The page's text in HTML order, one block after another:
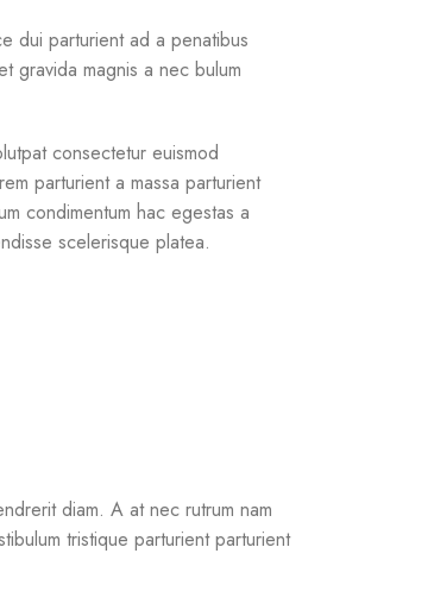
dui parturient ad a penatibus
gravida magnis a nec bulum
consectetur euismod
parturient a massa parturient
condimentum hac egestas a
scelerisque platea.
diam. A at nec rutrum nam
tristique parturient parturient